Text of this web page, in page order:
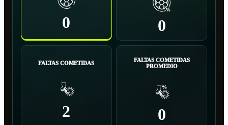
0 0
FALTAS COMETIDAS
2
FALTAS COMETIDAS
PROMEDIO
0